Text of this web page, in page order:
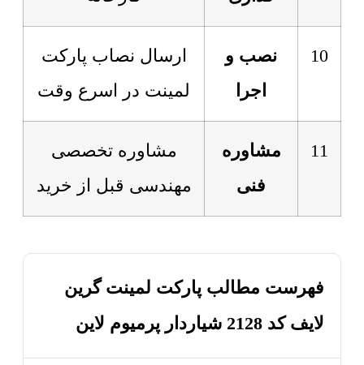
10
نصب و
اجرا
ارسال نصاب پارکت
لمینت در اسرع وقت
11
مشاوره
فنی
مشاوره تخصصی
مهندسی قبل از خرید
فهرست مطالب پارکت لمینت گرین
لایف کد 2128 شیاردار پرمیوم لاین